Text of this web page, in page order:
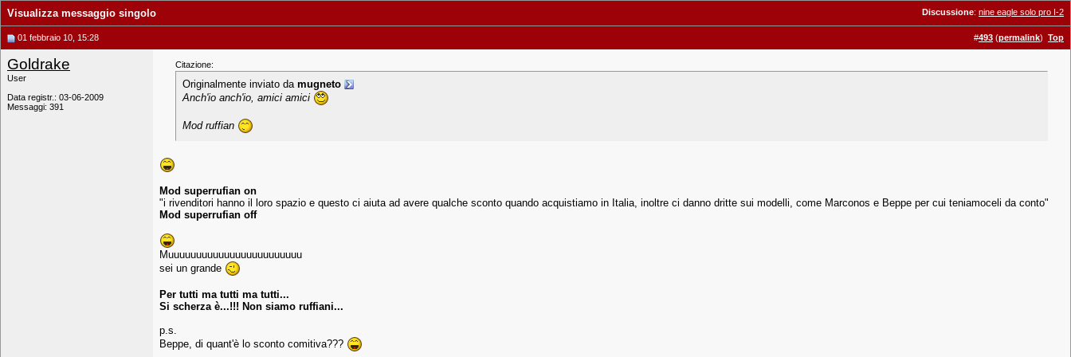
Discussione: nine eagle solo pro I-2
Visualizza messaggio singolo
01 febbraio 10, 15:28 #493 (permalink) Top
Goldrake
User
Data registr.: 03-06-2009
Messaggi: 391
Citazione:
Originalmente inviato da mugneto
Anch'io anch'io, amici amici
Mod ruffian
Mod superrufian on
"i rivenditori hanno il loro spazio e questo ci aiuta ad avere qualche sconto quando acquistiamo in Italia, inoltre ci danno dritte sui modelli, come Marconos e Beppe per cui teniamoceli da conto"
Mod superrufian off
Muuuuuuuuuuuuuuuuuuuuuuuu
sei un grande
Per tutti ma tutti ma tutti...
Si scherza è...!!! Non siamo ruffiani...
p.s.
Beppe, di quant'è lo sconto comitiva???